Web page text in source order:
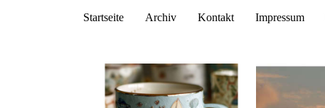
Startseite Archiv Kontakt Impressum